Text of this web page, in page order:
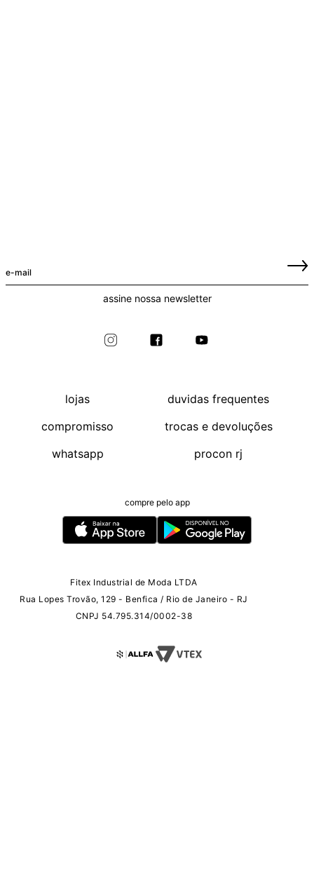
assine nossa newsletter
lojas
compromisso
whatsapp
duvidas frequentes
trocas e devoluções
procon rj
compre pelo app
Fitex Industrial de Moda LTDA
Rua Lopes Trovão, 129 - Benfica / Rio de Janeiro - RJ
CNPJ 54.795.314/0002-38